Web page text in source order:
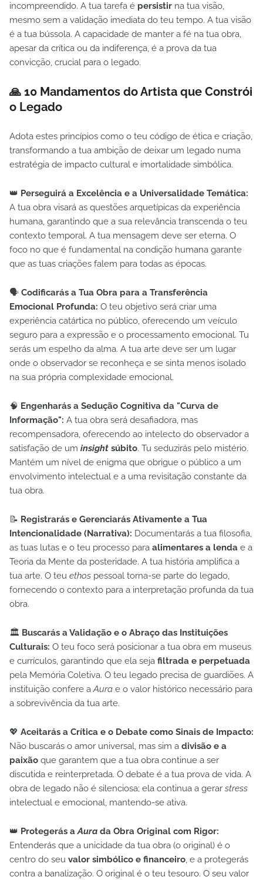
incompreendido. A tua tarefa é persistir na tua visão,
mesmo sem a validação imediata do teu tempo. A tua visão
é a tua bússola. A capacidade de manter a fé na tua obra,
apesar da crítica ou da indiferença, é a prova da tua
convicção, crucial para o legado.
🙏 10 Mandamentos do Artista que Constrói
o Legado
Adota estes princípios como o teu código de ética e criação,
transformando a tua ambição de deixar um legado numa
estratégia de impacto cultural e imortalidade simbólica.
👑 Perseguirá a Excelência e a Universalidade Temática:
A tua obra visará as questões arquetípicas da experiência
humana, garantindo que a sua relevância transcenda o teu
contexto temporal. A tua mensagem deve ser eterna. O
foco no que é fundamental na condição humana garante
que as tuas criações falem para todas as épocas.
🗣️ Codificarás a Tua Obra para a Transferência
Emocional Profunda: O teu objetivo será criar uma
experiência catártica no público, oferecendo um veículo
seguro para a expressão e o processamento emocional. Tu
serás um espelho da alma. A tua arte deve ser um lugar
onde o observador se reconheça e se sinta menos isolado
na sua própria complexidade emocional.
🧠 Engenharás a Sedução Cognitiva da "Curva de
Informação": A tua obra será desafiadora, mas
recompensadora, oferecendo ao intelecto do observador a
satisfação de um insight súbito. Tu seduzirás pelo mistério.
Mantém um nível de enigma que obrigue o público a um
envolvimento intelectual e a uma revisitação constante da
tua obra.
📝 Registrarás e Gerenciarás Ativamente a Tua
Intencionalidade (Narrativa): Documentarás a tua filosofia,
as tuas lutas e o teu processo para alimentares a lenda e a
Teoria da Mente da posteridade. A tua história amplifica a
tua arte. O teu ethos pessoal torna-se parte do legado,
fornecendo o contexto para a interpretação profunda da tua
obra.
🏛️ Buscarás a Validação e o Abraço das Instituições
Culturais: O teu foco será posicionar a tua obra em museus
e currículos, garantindo que ela seja filtrada e perpetuada
pela Memória Coletiva. O teu legado precisa de guardiões. A
instituição confere aAura e o valor histórico necessário para
a sobrevivência da tua arte.
💖 Aceitarás a Crítica e o Debate como Sinais de Impacto:
Não buscarás o amor universal, mas sim a divisão e a
paixão que garantem que a tua obra continue a ser
discutida e reinterpretada. O debate é a tua prova de vida. A
obra de legado não é silenciosa; ela continua a gerar stress
intelectual e emocional, mantendo-se ativa.
👑 Protegerás aAura da Obra Original com Rigor:
Entenderás que a unicidade da tua obra (o original) é o
centro do seu valor simbólico e financeiro, e a protegerás
contra a banalização. O original é o teu tesouro. O seu valor